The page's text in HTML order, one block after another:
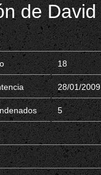
de David
18
28/01/2009
5